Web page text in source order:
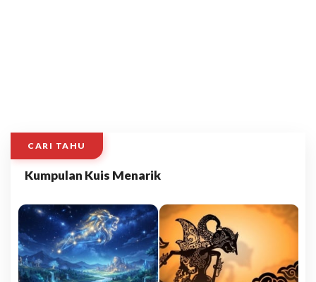
CARI TAHU
Kumpulan Kuis Menarik